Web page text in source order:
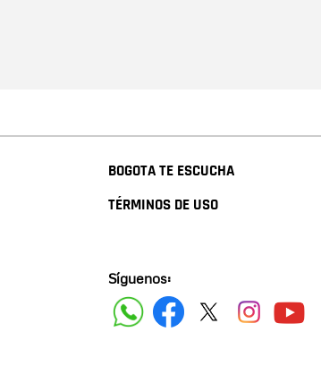
BOGOTA TE ESCUCHA
TÉRMINOS DE USO
Síguenos: